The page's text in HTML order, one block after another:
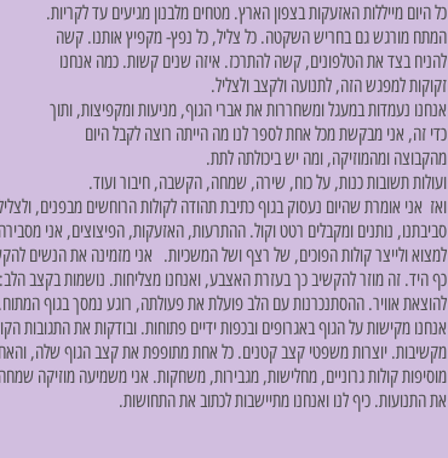
כל היום מייללות האזעקות בצפון הארץ. מטחים מלבנון מגיעים עד לקריות.
המתח מורגש גם בחריש השקטה. כל צליל, כל נפץ- מקפיץ אותנו. קשה
להניח בצד את הטלפונים, קשה להתרכז. איזה שנים קשות. כמה אנחנו
זקוקות למפגש הזה, לתנועה ולקצב ולצליל.
אנחנו נעמדות במעגל ומשחררות את אברי הגוף, מניעות ומקפיצות, ותוך
כדי זה, אני מבקשת מכל אחת לספר לנו מה הייתה רוצה לקבל היום
מהקבוצה ומהמוזיקה, ומה יש ביכולתה לתת.
ועולות תשובות כנות, על כוח, שירה, שמחה, הקשבה, חיבור ועוד.
ואז  אני אומרת שהיום נעסוק בגוף כתיבת תהודה לקולות הרוחשים מבפנים,
סביבתנו, נותנים ומקבלים רטט וקול. ההתרעות, האזעקות, הפיצוצים, אני
למצוא ולייצר קולות הפוכים, של רצף ושל המשכיות.   אני מזמינה את הנשים
כף היד. זה מוזר להקשיב כך בעזרת האצבע, ואנחנו מצליחות. נושמות בקצב
להוצאת אוויר. ההסתנכרנות עם הלב פועלת את פעולתה, רוגע נמסך בגוף המתוח.
אנחנו מקישות על הגוף באגרופים ובכפות ידיים פתוחות. ובודקות את התגובות
מקשיבות. יוצרות משפטי קצב קטנים. כל אחת מתופפת את קצב הגוף שלה,
מוסיפות קולות גרוניים, מחלישות, מגבירות, משחקות. אני משמיעה מוזיקה
את התנועות. כיף לנו ואנחנו מתיישבות לכתוב את התחושות.